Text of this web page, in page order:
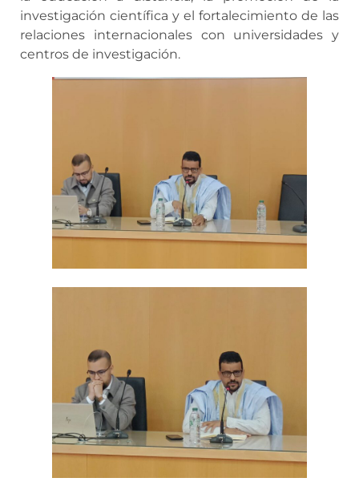
investigación científica y el fortalecimiento de las
relaciones internacionales con universidades y
centros de investigación.